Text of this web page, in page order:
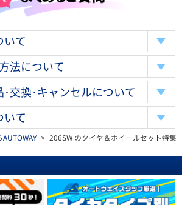
いて
法について
交換･キャンセルについて
いて
> 206SW のタイヤ＆ホイールセット特集